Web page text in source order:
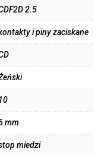
2.5
i piny zaciskane
mm
miedzi